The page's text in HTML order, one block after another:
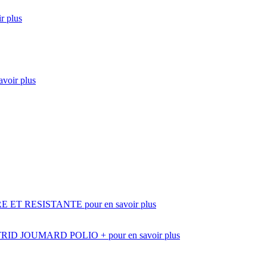
plus
plus
ET RESISTANTE pour en savoir plus
JOUMARD POLIO + pour en savoir plus